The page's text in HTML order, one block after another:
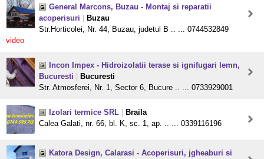
General Marcons, Buzau - Montaj si reparatii
acoperisuri
Buzau
Str.Horticolei, Nr. 44, Buzau, judetul B .. ... 0744532849
video
Incon Impex - Hidroizolatii terase si ignifugari lemn,
Bucuresti
Bucuresti
Str. Atmosferei, Nr. 1, Sector 6, Bucure .. ... 0733929001
Izolari termice SRL
Braila
Calea Galati, nr. 66, bl. K, sc. 1, ap. .. ... 0339116196
Katora Design, Calarasi - Acoperisuri, jgheaburi si